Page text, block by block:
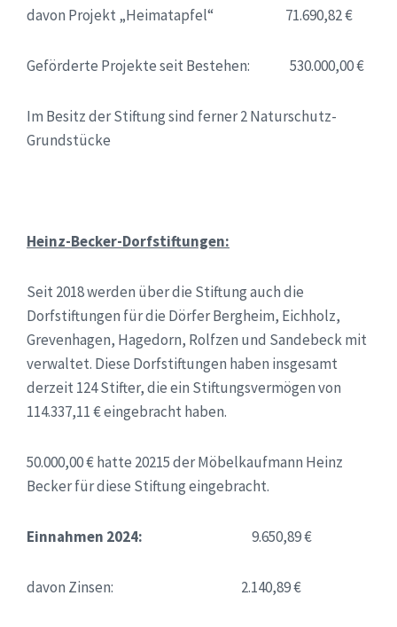
davon Projekt „Heimatapfel“ 71.690,82 €
Geförderte Projekte seit Bestehen: 530.000,00 €
Im Besitz der Stiftung sind ferner 2 Naturschutz-
Grundstücke
Heinz-Becker-Dorfstiftungen:
Seit 2018 werden über die Stiftung auch die
Dorfstiftungen für die Dörfer Bergheim, Eichholz,
Grevenhagen, Hagedorn, Rolfzen und Sandebeck mit
verwaltet. Diese Dorfstiftungen haben insgesamt
derzeit 124 Stifter, die ein Stiftungsvermögen von
114.337,11 € eingebracht haben.
50.000,00 € hatte 20215 der Möbelkaufmann Heinz
Becker für diese Stiftung eingebracht.
Einnahmen 2024: 9.650,89 €
davon Zinsen: 2.140,89 €